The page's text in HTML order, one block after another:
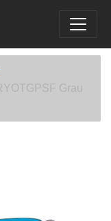
Grau